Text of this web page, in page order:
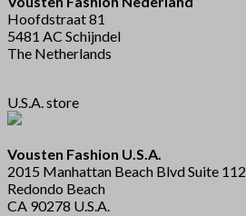
Hoofdstraat 81
5481 AC Schijndel
The Netherlands
U.S.A. store
Vousten Fashion U.S.A.
2015 Manhattan Beach Blvd Suite 112
Redondo Beach
CA 90278 U.S.A.